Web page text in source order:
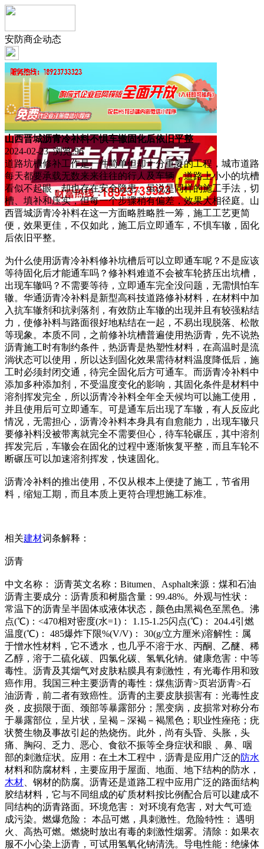
安防商企动态
山西晋城沥青冷补料不惧车辙固化后依旧平整
2024-02-23 浏览:96
道路坑槽修补工作是一件简单但却十分重要的工程，城市道路
每天都要承载无数来来往往的行人及车辆，道路上小小的坑槽
看似不起眼，却也存在安全隐患。虽说是同样的施工手法，切
槽、填补和压实，但每一个步骤稍有偏差，效果大相径庭。山
西晋城沥青冷补料在这一方面略胜略胜一筹，施工工艺更简
便，效果更佳，不仅如此，施工后立即通车，不惧车辙，固化
后依旧平整。
为什么使用沥青冷补料修补坑槽后可以立即通车呢？不是应该
等待固化后才能通车吗？修补料难道不会被车轮挤压出坑槽，
出现车辙吗？不需要等待，立即通车完全没问题，无需惧怕车
辙。华通沥青冷补料是新型高科技道路修补材料，在材料中加
入抗车辙剂和抗剥落剂，有效防止车辙的出现并且有较强粘结
力，使修补料与路面很好地粘结在一起，不易出现脱落、松散
等现象。本质不同，之前修补坑槽普遍使用热沥青，先不说热
沥青施工时有制约条件，热沥青是热塑性材料，在高温时是流
淌状态可以使用，所以达到固化效果需待材料温度降低后，施
工时必须封闭交通，待完全固化后方可通车。而沥青冷补料中
添加多种添加剂，不受温度变化的影响，其固化条件是材料中
溶剂挥发完全，所以沥青冷补料全年全天候均可以施工使用，
并且使用后可立即通车。可是通车后出现了车辙，有人反应此
情况，无需担心，沥青冷补料本身具有自愈能力，出现车辙只
要修补料没被带离就完全不需要但心，待车轮碾压，其中溶剂
挥发完后，车辙会在固化的过程中逐渐恢复平整，而且车轮不
断碾压可以加速溶剂挥发，快速固化。
沥青冷补料的推出使用，不仅从根本上便捷了施工，节省用
料，缩短工期，而且本质上更符合理想施工标准。
相关建材词条解释：
沥青
中文名称： 沥青英文名称：Bitumen、Asphalt来源：煤和石油
沥青主要成分：沥青质和树脂含量：99.48%。外观与性状：
常温下的沥青呈半固体或液体状态，颜色由黑褐色至黑色。沸
点(℃)：<470相对密度(水=1)： 1.15-1.25闪点(℃)： 204.4引燃
温度(℃)： 485爆炸下限%(V/V)： 30(g/立方厘米)溶解性：属
于憎水性材料，它不透水，也几乎不溶于水、丙酮、乙醚、稀
乙醇，溶于二硫化碳、四氯化碳、氢氧化钠。健康危害：中等
毒性。沥青及其烟气对皮肤粘膜具有刺激性，有光毒作用和致
癌作用。我国三种主要沥青的毒性：煤焦沥青>页岩沥青>石
油沥青，前二者有致癌性。沥青的主要皮肤损害有：光毒性皮
炎，皮损限于面、颈部等暴露部分；黑变病，皮损常对称分布
于暴露部位，呈片状，呈褐－深褐－褐黑色；职业性痤疮；疣
状赘生物及事故引起的热烧伤。此外，尚有头昏、头胀，头
痛、胸闷、乏力、恶心、食欲不振等全身症状和眼 、鼻、咽
部的刺激症状。应用：在土木工程中，沥青是应用广泛的防水
材料和防腐材料，主要应用于屋面、地面、地下结构的防水，
木材 、钢材的防腐。沥青还是道路工程中应用广泛的路面结构
胶结材料，它与不同组成的矿质材料按比例配合后可以建成不
同结构的沥青路面。环境危害： 对环境有危害，对大气可造
成污染。燃爆危险： 本品可燃，具刺激性。危险特性： 遇明
火、高热可燃。燃烧时放出有毒的刺激性烟雾。清除：如果衣
服不小心染上沥青，可试用氢氧化钠清洗。导电性能：绝缘体